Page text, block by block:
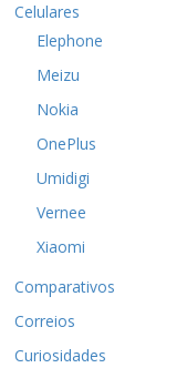
Celulares
Elephone
Meizu
Nokia
OnePlus
Umidigi
Vernee
Xiaomi
Comparativos
Correios
Curiosidades